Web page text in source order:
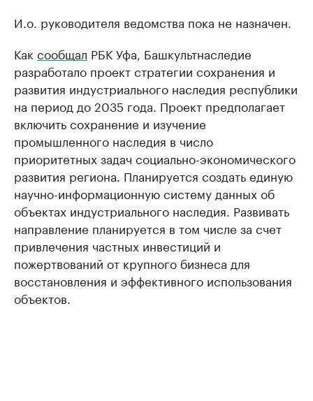
И.о. руководителя ведомства пока не назначен.
Как сообщал РБК Уфа, Башкультнаследие
разработало проект стратегии сохранения и
развития индустриального наследия республики
на период до 2035 года. Проект предполагает
включить сохранение и изучение
промышленного наследия в число
приоритетных задач социально-экономического
развития региона. Планируется создать единую
научно-информационную систему данных об
объектах индустриального наследия. Развивать
направление планируется в том числе за счет
привлечения частных инвестиций и
пожертвований от крупного бизнеса для
восстановления и эффективного использования
объектов.